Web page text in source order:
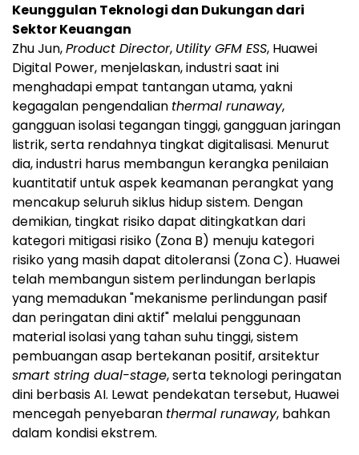
Keunggulan Teknologi dan Dukungan dari
Sektor Keuangan
Zhu Jun,Product Director, Utility GFM ESS, Huawei
Digital Power, menjelaskan, industri saat ini
menghadapi empat tantangan utama, yakni
kegagalan pengendalian thermal runaway,
gangguan isolasi tegangan tinggi, gangguan jaringan
listrik, serta rendahnya tingkat digitalisasi. Menurut
dia, industri harus membangun kerangka penilaian
kuantitatif untuk aspek keamanan perangkat yang
mencakup seluruh siklus hidup sistem. Dengan
demikian, tingkat risiko dapat ditingkatkan dari
kategori mitigasi risiko (Zona B) menuju kategori
risiko yang masih dapat ditoleransi (Zona C). Huawei
telah membangun sistem perlindungan berlapis
yang memadukan "mekanisme perlindungan pasif
dan peringatan dini aktif" melalui penggunaan
material isolasi yang tahan suhu tinggi, sistem
pembuangan asap bertekanan positif, arsitektur
smart string dual-stage, serta teknologi peringatan
dini berbasis AI. Lewat pendekatan tersebut, Huawei
mencegah penyebaran thermal runaway, bahkan
dalam kondisi ekstrem.